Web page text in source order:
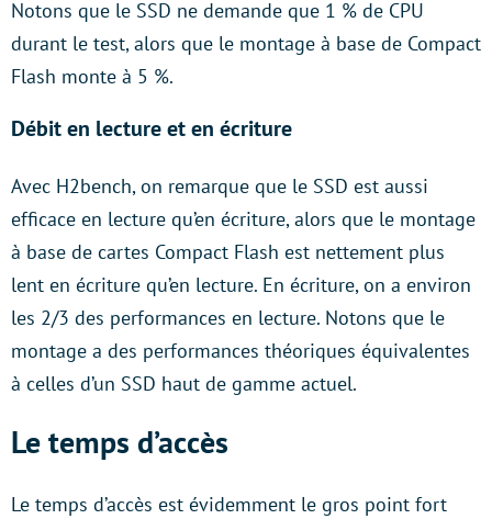
Notons que le SSD ne demande que 1 % de CPU
durant le test, alors que le montage à base de Compact
Flash monte à 5 %.
Débit en lecture et en écriture
Avec H2bench, on remarque que le SSD est aussi
efficace en lecture qu’en écriture, alors que le montage
à base de cartes Compact Flash est nettement plus
lent en écriture qu’en lecture. En écriture, on a environ
les 2/3 des performances en lecture. Notons que le
montage a des performances théoriques équivalentes
à celles d’un SSD haut de gamme actuel.
Le temps d’accès
Le temps d’accès est évidemment le gros point fort